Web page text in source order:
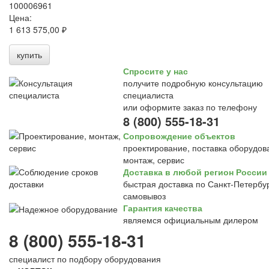
100006961
Цена:
1 613 575,00 ₽
купить
Спросите у нас
получите подробную консультацию
специалиста
или оформите заказ по телефону
8 (800) 555-18-31
Сопровождение объектов
проектирование, поставка
монтаж, сервис
Доставка в любой регион России
быстрая доставка по Санкт-
самовывоз
Гарантия качества
являемся официальным дилером
8 (800) 555-18-31
специалист по подбору оборудования